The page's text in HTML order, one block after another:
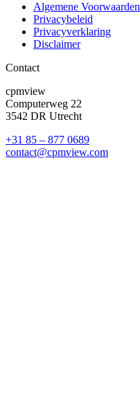
Algemene Voorwaarden
Privacybeleid
Privacyverklaring
Disclaimer
Contact
cpmview
Computerweg 22
3542 DR Utrecht
+31 85 – 877 0689
contact@cpmview.com